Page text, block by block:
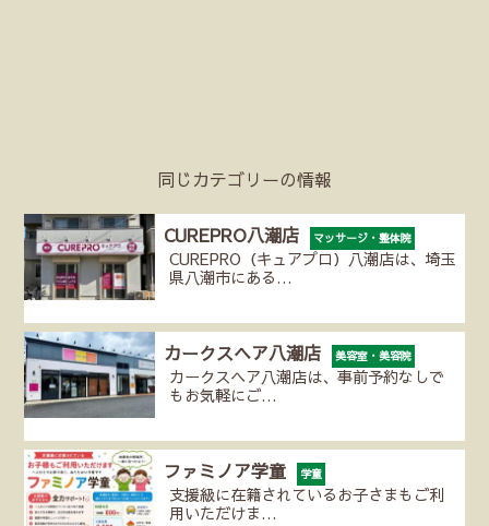
同じカテゴリーの情報
CUREPRO八潮店 マッサージ・整体院
CUREPRO（キュアプロ）八潮店は、埼玉
県八潮市にある…
カークスヘア八潮店 美容室・美容院
カークスヘア八潮店は、事前予約なしで
もお気軽にご…
ファミノア学童 学童
支援級に在籍されているお子さまもご利
用いただけま…